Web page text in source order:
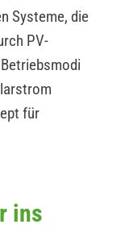
Systeme, die
PV-
für
ins